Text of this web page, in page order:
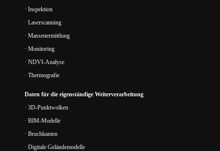
· Inspektion
· Laserscanning
· Massenermittlung
· Monitoring
· NDVI-Analyse
· Thermografie
Daten für die eigenständige Weiterverarbeitung
· 3D-Punktwolken
· BIM-Modelle
· Bruchkanten
· Digitale Geländemodelle